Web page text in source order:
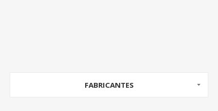
FABRICANTES